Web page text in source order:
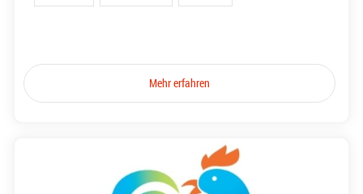
Mehr erfahren